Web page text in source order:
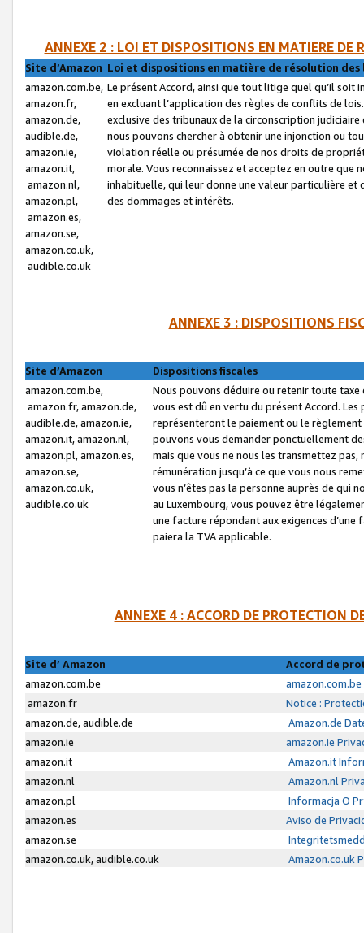
ANNEXE 2 : LOI ET DISPOSITIONS EN MATIERE DE
Site d’Amazon Loi et dispositions en matière de résolution
amazon.com.be,
amazon.fr,
amazon.de,
audible.de,
amazon.ie,
amazon.it,
amazon.nl,
amazon.pl,
amazon.es,
amazon.se,
amazon.co.uk,
audible.co.uk
Le présent Accord, ainsi que tout litige quel qu’il soit
en excluant l’application des règles de conflits de
exclusive des tribunaux de la circonscription
nous pouvons chercher à obtenir une injonction ou
violation réelle ou présumée de nos droits de
morale. Vous reconnaissez et acceptez en outre que
inhabituelle, qui leur donne une valeur particulière
des dommages et intérêts.
ANNEXE 3 : DISPOSITIONS
Site d’Amazon
Dispositions fiscales
amazon.com.be,
amazon.fr, amazon.de,
audible.de, amazon.ie,
amazon.it, amazon.nl,
amazon.pl, amazon.es,
amazon.se,
amazon.co.uk,
audible.co.uk
Nous pouvons déduire ou retenir toute
vous est dû en vertu du présent Accord.
représenteront le paiement ou le
pouvons vous demander ponctuellement
mais que vous ne nous les transmettez
rémunération jusqu’à ce que vous nous
vous n’êtes pas la personne auprès de qui
au Luxembourg, vous pouvez être
une facture répondant aux exigences
paiera la TVA applicable.
ANNEXE 4 : ACCORD DE PROTECTION
Site d’ Amazon
Accord de
amazon.com.be
amazon.fr
Notice :
amazon.de, audible.de
Amazon.de
amazon.ie
amazon.ie
amazon.it
Amazon.it
amazon.nl
Amazon.nl
amazon.pl
Informacja O
amazon.es
Aviso de
amazon.se
amazon.co.uk, audible.co.uk
Amazon.co.uk